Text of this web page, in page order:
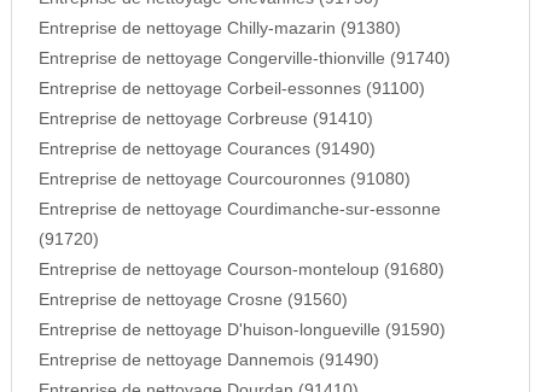
Entreprise de nettoyage Chilly-mazarin (91380)
Entreprise de nettoyage Congerville-thionville (91740)
Entreprise de nettoyage Corbeil-essonnes (91100)
Entreprise de nettoyage Corbreuse (91410)
Entreprise de nettoyage Courances (91490)
Entreprise de nettoyage Courcouronnes (91080)
Entreprise de nettoyage Courdimanche-sur-essonne
(91720)
Entreprise de nettoyage Courson-monteloup (91680)
Entreprise de nettoyage Crosne (91560)
Entreprise de nettoyage D'huison-longueville (91590)
Entreprise de nettoyage Dannemois (91490)